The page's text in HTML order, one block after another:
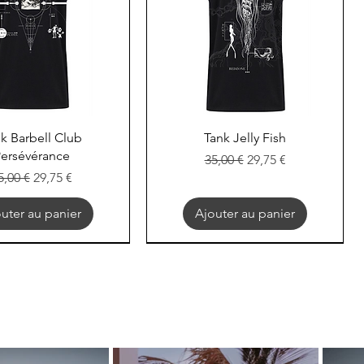
rapide
Barbell Club
original
€ Prix promotionnel
29,75 €
au panier
Aperçu rapide
Tank Jelly Fish
Prix original
35,00 € Prix promotionnel
29,75 €
Ajouter au panier